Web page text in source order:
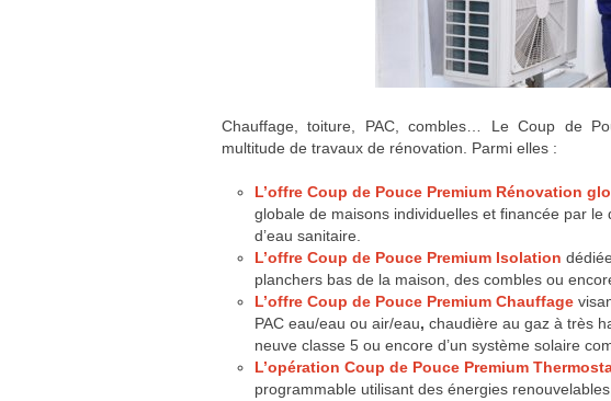
Chauffage, toiture, PAC, combles… Le Coup de
multitude de travaux de rénovation. Parmi elles :
L’offre Coup de Pouce Premium Rénovation
globale de maisons individuelles et financée par
d’eau sanitaire.
L’offre Coup de Pouce Premium Isolation
planchers bas de la maison, des combles ou
L’offre Coup de Pouce Premium Chauffage
PAC eau/eau ou air/eau, chaudière au gaz à très
neuve classe 5 ou encore d’un système solaire
L’opération Coup de Pouce Premium
programmable utilisant des énergies